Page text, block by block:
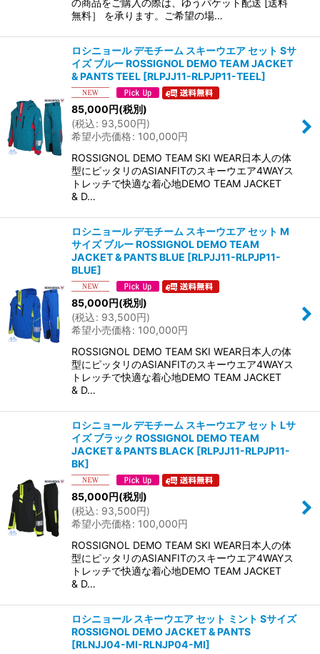
の商品をご購入の際は、ゆうパケット配送 [送料
無料］ を承ります。ご希望の場…
ロシニョール デモチーム スキーウエア セット Sサ
イズ ブルー ROSSIGNOL DEMO TEAM JACKET
& PANTS TEEL [RLPJJ11-RLPJP11-TEEL]
85,000円(税別)
(税込: 93,500円)
希望小売価格: 100,000円
ROSSIGNOL DEMO TEAM SKI WEAR日本人の体
型にピッタリのASIANFITのスキーウエア4WAYス
トレッチで快適な着心地DEMO TEAM JACKET
& D…
ロシニョール デモチーム スキーウエア セット M
サイズ ブルー ROSSIGNOL DEMO TEAM
JACKET & PANTS BLUE [RLPJJ11-RLPJP11-
BLUE]
85,000円(税別)
(税込: 93,500円)
希望小売価格: 100,000円
ROSSIGNOL DEMO TEAM SKI WEAR日本人の体
型にピッタリのASIANFITのスキーウエア4WAYス
トレッチで快適な着心地DEMO TEAM JACKET
& D…
ロシニョール デモチーム スキーウエア セット Lサ
イズ ブラック ROSSIGNOL DEMO TEAM
JACKET & PANTS BLACK [RLPJJ11-RLPJP11-
BK]
85,000円(税別)
(税込: 93,500円)
希望小売価格: 100,000円
ROSSIGNOL DEMO TEAM SKI WEAR日本人の体
型にピッタリのASIANFITのスキーウエア4WAYス
トレッチで快適な着心地DEMO TEAM JACKET
& D…
ロシニョール スキーウエア セット ミント Sサイズ
ROSSIGNOL DEMO JACKET & PANTS
[RLNJJ04-MI-RLNJP04-MI]